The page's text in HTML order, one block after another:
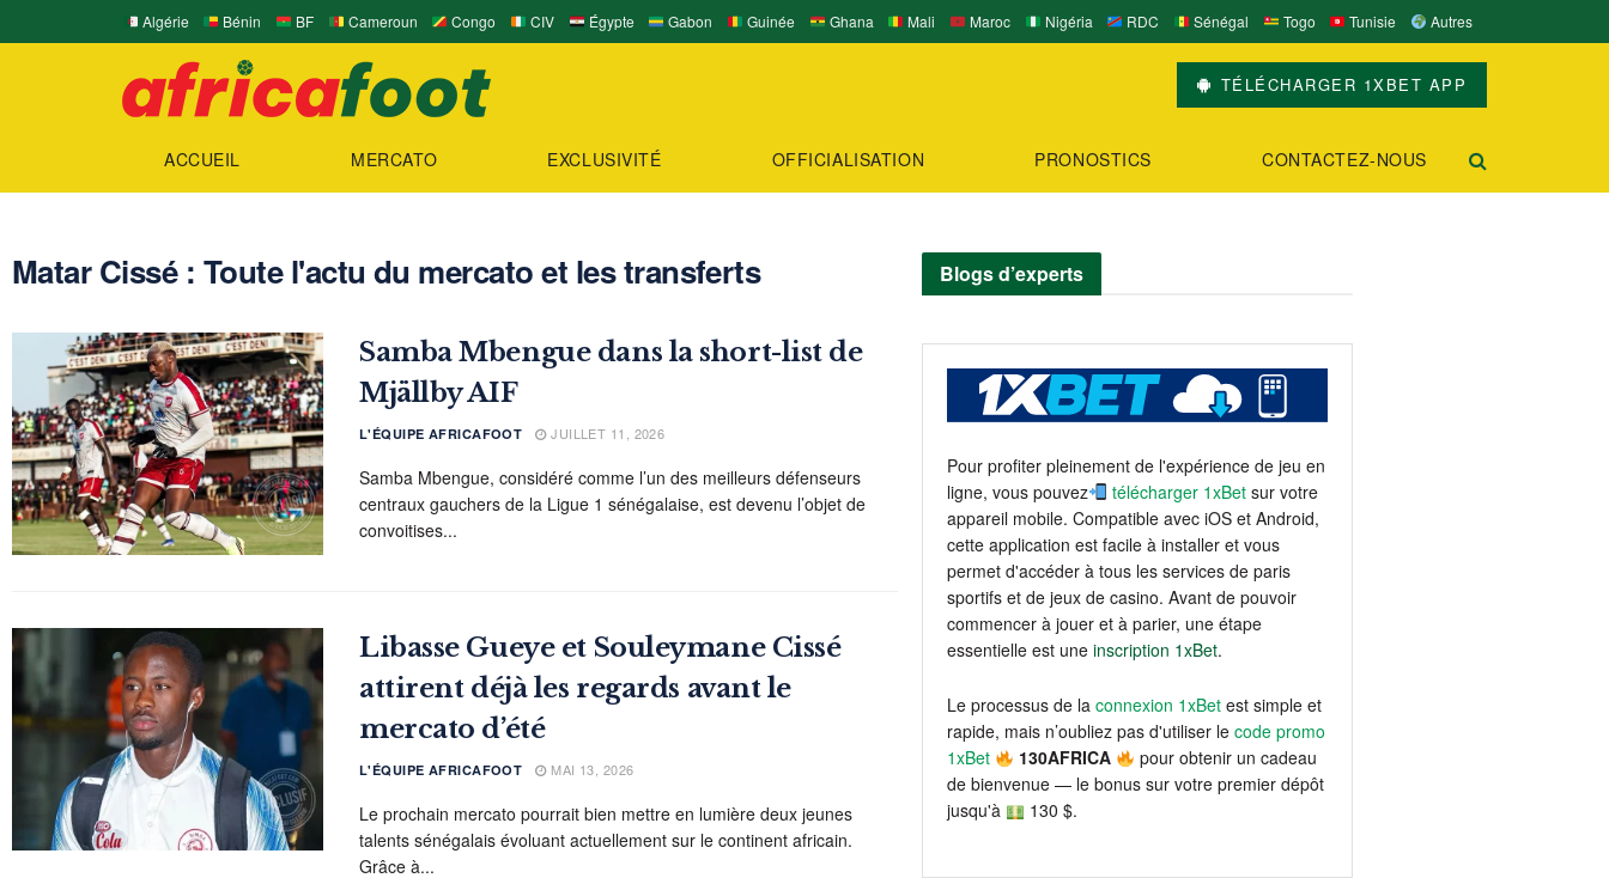
Algérie Bénin BF Cameroun Congo CIV Égypte Gabon Guinée Ghana Mali Maroc Nigéria RDC Sénégal Togo Tunisie Autres
TÉLÉCHARGER 1XBET APP
ACCUEIL MERCATO EXCLUSIVITÉ OFFICIALISATION PRONOSTICS CONTACTEZ-NOUS
Matar Cissé : Toute l'actu du mercato et les transferts
Samba Mbengue dans la short-list de
Mjällby AIF
L'ÉQUIPE AFRICAFOOT JUILLET 11, 2026
Samba Mbengue, considéré comme l’un des meilleurs défenseurs
centraux gauchers de la Ligue 1 sénégalaise, est devenu l’objet de
convoitises...
Libasse Gueye et Souleymane Cissé
attirent déjà les regards avant le
mercato d’été
L'ÉQUIPE AFRICAFOOT MAI 13, 2026
Le prochain mercato pourrait bien mettre en lumière deux jeunes
talents sénégalais évoluant actuellement sur le continent africain.
Grâce à...
Blogs d’experts
Pour profiter pleinement de l'expérience de jeu en
ligne, vous pouvez
télécharger 1xBet sur votre
appareil mobile. Compatible avec iOS et Android,
cette application est facile à installer et vous
permet d'accéder à tous les services de paris
sportifs et de jeux de casino. Avant de pouvoir
commencer à jouer et à parier, une étape
essentielle est une inscription 1xBet.
Le processus de la connexion 1xBetest simple et
rapide, mais n’oubliez pas d'utiliser le code promo
1xBet
130AFRICA
pour obtenir un cadeau
de bienvenue — le bonus sur votre premier dépôt
jusqu'à
130 $.